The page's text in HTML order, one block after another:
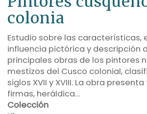
colonia
Estudio sobre las características,
influencia pictórica y descripción
principales obras de los pintores
mestizos del Cusco colonial,
siglos XVII y XVIII. La obra
firmas, heráldica…
Colección